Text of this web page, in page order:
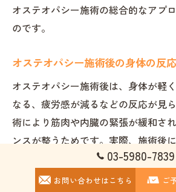
オステオパシー施術の総合的なアプ
のです。
オステオパシー施術後の身体の反
オステオパシー施術後は、身体が軽
なる、疲労感が減るなどの反応が見
術により筋肉や内臓の緊張が緩和さ
ンスが整うためです。実際、施術後
視界が明るくなったと感じるケース
の向上が体感されています。このよ
03-5980-7839
お問い合わせはこちら ご